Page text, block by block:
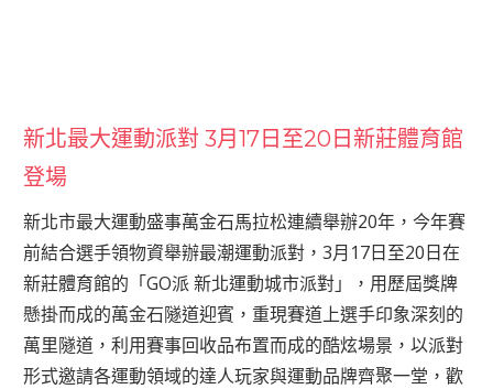
新北最大運動派對 3月17日至20日新莊體育館
登場
新北市最大運動盛事萬金石馬拉松連續舉辦20年，今年賽
前結合選手領物資舉辦最潮運動派對，3月17日至20日在
新莊體育館的「GO派 新北運動城市派對」，用歷屆獎牌
懸掛而成的萬金石隧道迎賓，重現賽道上選手印象深刻的
萬里隧道，利用賽事回收品布置而成的酷炫場景，以派對
形式邀請各運動領域的達人玩家與運動品牌齊聚一堂，歡